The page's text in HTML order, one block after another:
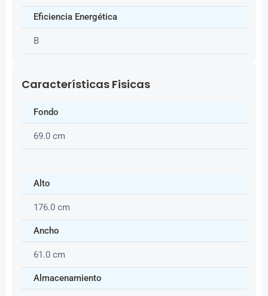
Eficiencia Energética
B
Características Fisicas
Fondo
69.0 cm
Alto
176.0 cm
Ancho
61.0 cm
Almacenamiento